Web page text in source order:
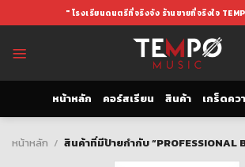
to
" โรงเรียนดนตรีที่จริงจัง ร้านขายที่จริงใจ
หน้าหลัก คอร์สเรียน สินค้า เกร็ดคว
หน้าหลัก / สินค้าที่มีป้ายกำกับ “PROFESSIONAL